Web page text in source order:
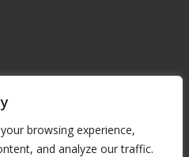
browsing experience,
and analyze our traffic.